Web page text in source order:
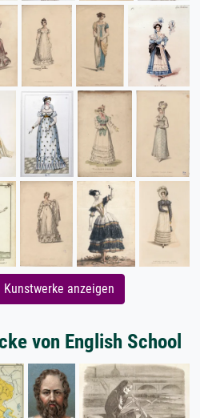
anzeigen
von English School